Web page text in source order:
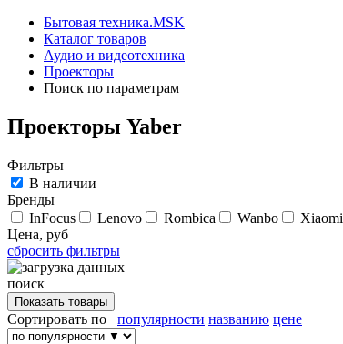
Бытовая техника.MSK
Каталог товаров
Аудио и видеотехника
Проекторы
Поиск по параметрам
Проекторы Yaber
Фильтры
В наличии
Бренды
InFocus
Lenovo Rombica Wanbo Xiaomi
Цена, руб
сбросить фильтры
поиск
Сортировать по популярности названию цене